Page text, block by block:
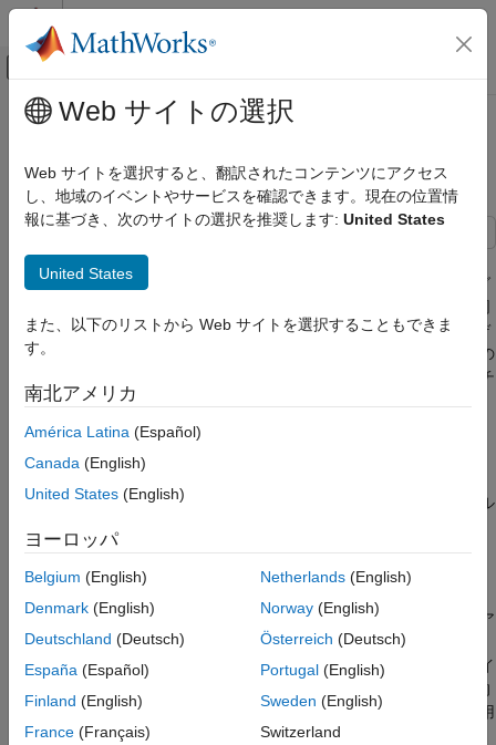
コンテンツへスキップ
オフキャンバス ナビゲーション メ
ドキュメンテーションのホーム
Simscape Multibody
シミュレーションと解析
モデルのアニメーション ビデオの作成
ビデオを作成する前に
Video Creator を使用したビデオの作成
参考
メインコンテンツ
モデルのアニメーション ビデオの
作成
モデルのアニメーション ビデオは、
して対話形式で作成するか、
関数を使用してプログ
ラムによって作成することができます。このツールと関数は、同
じタスクを実行する等価な方法を提供します。より直感的にビデ
オを構成し作成するにはツールを使用します。コマンド ラインの
ワークフローで、モデルのシミュレーション後にビデオ キャプチ
ャを自動化するには、関数を使用します。
ビデオを作成する前に
いなければなりません。現在の設定の表示と変更は、[モデル
[Simscape Multibody]、[Explorer]タブで行うことができ
ます。
ビデオの視点は常にアクティブ タイルのものになります。ア
クティブ タイルは色付きの境界ボックスで囲まれています。
記録ビデオでモデルの視点を変更するには、アクティブ タイ
ルの視点を変更しなければなりません。移動する点には動的
カメラを使用し、静止した視点にはグローバル カメラを使用
します。
Web サイトの選択
Web サイトを選択すると、翻訳されたコンテンツにアクセス
し、地域のイベントやサービスを確認できます。現在の位置情
報に基づき、次のサイトの選択を推奨します: United States
United States
また、以下のリストから Web サイトを選択することもできま
す。
南北アメリカ
América Latina (Español)
Canada (English)
United States (English)
ヨーロッパ
Belgium (English)
Denmark (English)
Deutschland (Deutsch)
España (Español)
Finland (English)
France (Français)
Netherlands(English)
Norway(English)
Österreich (Deutsch)
Portugal(English)
Sweden (English)
Switzerland